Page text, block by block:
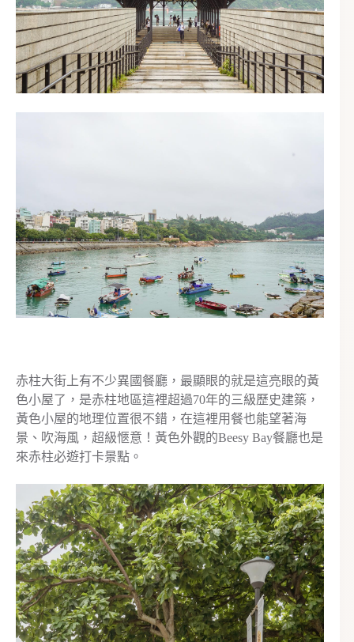
赤柱大街上有不少異國餐廳，最顯眼的就是這亮眼的黃
色小屋了，是赤柱地區這裡超過70年的三級歷史建築，
黃色小屋的地理位置很不錯，在這裡用餐也能望著海
景、吹海風，超級愜意！黃色外觀的Beesy Bay餐廳也是
來赤柱必遊打卡景點。